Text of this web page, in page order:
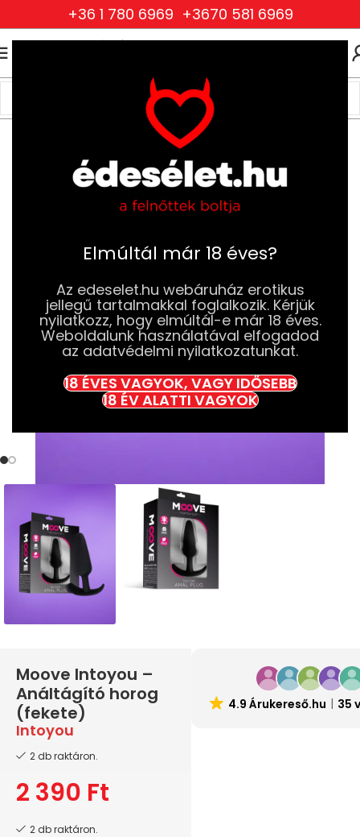
Elmúltál már 18 éves?
Az edeselet.hu webáruház erotikus
jellegű tartalmakkal foglalkozik. Kérjük
nyilatkozz, hogy elmúltál-e már 18 éves.
Weboldalunk használatával elfogadod
az adatvédelmi nyilatkozatunkat.
18 ÉVES VAGYOK, VAGY IDŐSEBB
18 ÉV ALATTI VAGYOK
+36 1 780 6969 +3670 581 6969
Szexjátékok Análdugók (Plugok)
Klasszikus Análdugók
Moove Intoyou –
Análtágító horog
(fekete)
Intoyou
2 db raktáron.
2 390 Ft
2 db raktáron.
4.9 Árukereső.hu 35